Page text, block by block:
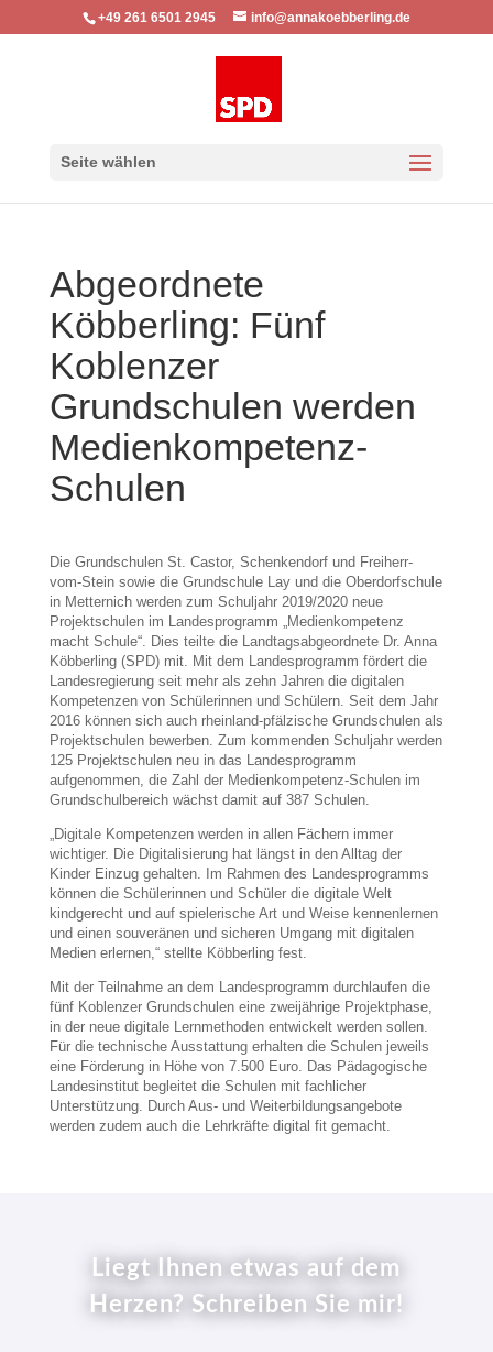
+49 261 6501 2945 info@annakoebberling.de
Seite wählen
Abgeordnete
Köbberling: Fünf
Koblenzer
Grundschulen werden
Medienkompetenz-
Schulen
Die Grundschulen St. Castor, Schenkendorf und Freiherr-
vom-Stein sowie die Grundschule Lay und die Oberdorfschule
in Metternich werden zum Schuljahr 2019/2020 neue
Projektschulen im Landesprogramm „Medienkompetenz
macht Schule“. Dies teilte die Landtagsabgeordnete Dr. Anna
Köbberling (SPD) mit. Mit dem Landesprogramm fördert die
Landesregierung seit mehr als zehn Jahren die digitalen
Kompetenzen von Schülerinnen und Schülern. Seit dem Jahr
2016 können sich auch rheinland-pfälzische Grundschulen als
Projektschulen bewerben. Zum kommenden Schuljahr werden
125 Projektschulen neu in das Landesprogramm
aufgenommen, die Zahl der Medienkompetenz-Schulen im
Grundschulbereich wächst damit auf 387 Schulen.
„Digitale Kompetenzen werden in allen Fächern immer
wichtiger. Die Digitalisierung hat längst in den Alltag der
Kinder Einzug gehalten. Im Rahmen des Landesprogramms
können die Schülerinnen und Schüler die digitale Welt
kindgerecht und auf spielerische Art und Weise kennenlernen
und einen souveränen und sicheren Umgang mit digitalen
Medien erlernen,“ stellte Köbberling fest.
Mit der Teilnahme an dem Landesprogramm durchlaufen die
fünf Koblenzer Grundschulen eine zweijährige Projektphase,
in der neue digitale Lernmethoden entwickelt werden sollen.
Für die technische Ausstattung erhalten die Schulen jeweils
eine Förderung in Höhe von 7.500 Euro. Das Pädagogische
Landesinstitut begleitet die Schulen mit fachlicher
Unterstützung. Durch Aus- und Weiterbildungsangebote
werden zudem auch die Lehrkräfte digital fit gemacht.
Liegt Ihnen etwas auf dem
Herzen? Schreiben Sie mir!